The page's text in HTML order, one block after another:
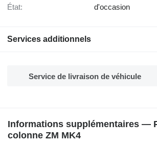
État: d'occasion
Services additionnels
Service de livraison de véhicule
Informations supplémentaires —
colonne ZM MK4